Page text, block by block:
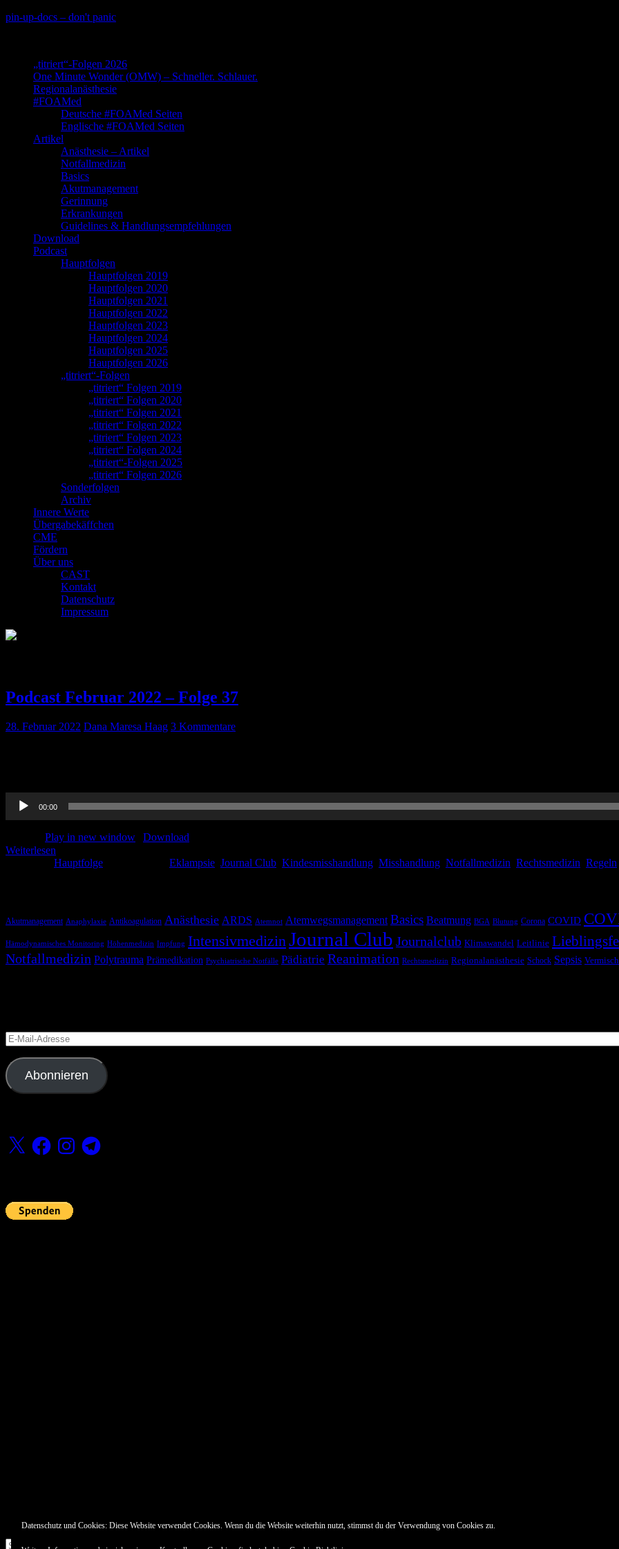
Skip
pin-up-docs – don't panic
„titriert“-Folgen 2026
One Minute Wonder (OMW) – Schneller. Schlauer.
Regionalanästhesie
#FOAMed
Deutsche #FOAMed Seiten
Englische #FOAMed Seiten
Artikel
Anästhesie – Artikel
Notfallmedizin
Basics
Akutmanagement
Gerinnung
Erkrankungen
Guidelines & Handlungsempfehlungen
Download
Podcast
Hauptfolgen
Hauptfolgen 2019
Hauptfolgen 2020
Hauptfolgen 2021
Hauptfolgen 2022
Hauptfolgen 2023
Hauptfolgen 2024
Hauptfolgen 2025
Hauptfolgen 2026
„titriert“-Folgen
„titriert“ Folgen 2019
„titriert“ Folgen 2020
„titriert“ Folgen 2021
„titriert“ Folgen 2022
„titriert“ Folgen 2023
„titriert“ Folgen 2024
„titriert“-Folgen 2025
„titriert“ Folgen 2026
Sonderfolgen
Archiv
Innere Werte
Übergabekäffchen
CME
Fördern
Über uns
CAST
Kontakt
Datenschutz
Impressum
Podcast Februar 2022 – Folge 37
28. Februar 2022 Dana Maresa Haag 3 Kommentare
Audio-
Player
00:00
Play in new window
Download
Weiterlesen
Hauptfolge Eklampsie Journal Club Kindesmisshandlung Misshandlung Notfallmedizin Rechtsmedizin Regeln
Akutmanagement Anaphylaxie Antikoagulation Anästhesie ARDS Atemnot Atemwegsmanagement Basics Beatmung BGA Blutung Corona COVID
Hämodynamisches Monitoring Höhenmedizin Impfung IntensivmedizinJournal Club Journalclub Klimawandel Leitlinie
Notfallmedizin Polytrauma Prämedikation Psychiatrische Notfälle Pädiatrie Reanimation Rechtsmedizin Regionalanästhesie Schock Sepsis
E-
Mail-
Adresse
Abonnieren
X FacebookInstagramTelegram
Suche
Datenschutz und Cookies: Diese Website verwendet Cookies. Wenn du die Website weiterhin nutzt, stimmst du der Verwendung von Cookies zu.